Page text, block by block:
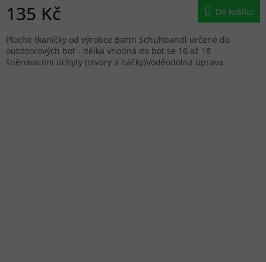
135 Kč Do košíku
Ploché tkaničky od výrobce Barth Schuhbandl určené do
outdoorových bot - délka vhodná do bot se 16 až 18
šněrovacími úchyty (otvory a háčky)Voděodolná úprava.